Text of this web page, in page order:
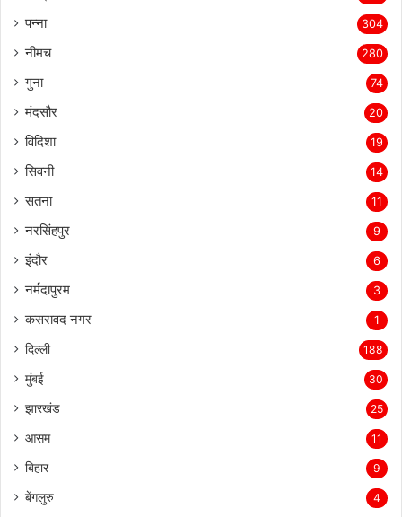
पन्ना 304
नीमच 280
गुना 74
मंदसौर 20
विदिशा 19
सिवनी 14
सतना 11
नरसिंहपुर 9
इंदौर 6
नर्मदापुरम 3
कसरावद नगर 1
दिल्ली 188
मुंबई 30
झारखंड 25
आसम 11
बिहार 9
बेंगलुरु 4